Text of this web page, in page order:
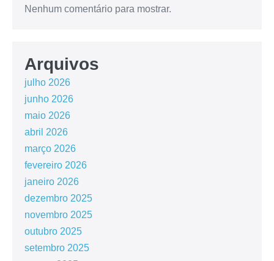
Nenhum comentário para mostrar.
Arquivos
julho 2026
junho 2026
maio 2026
abril 2026
março 2026
fevereiro 2026
janeiro 2026
dezembro 2025
novembro 2025
outubro 2025
setembro 2025